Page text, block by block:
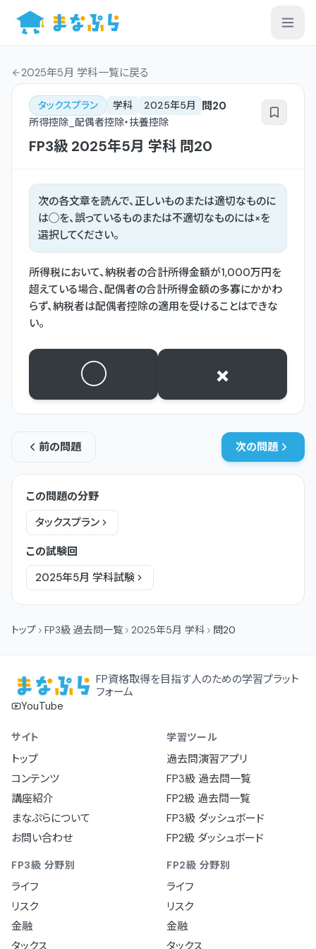
2025年5月 学科一覧に戻る
タックスプラン 学科 2025年5月 問20
所得控除_配偶者控除・扶養控除
FP3級 2025年5月 学科 問20
次の各文章を読んで、正しいものまたは適切なものに
は◯を、誤っているものまたは不適切なものには×を
選択してください。
所得税において、納税者の合計所得金額が1,000万円を
超えている場合、配偶者の合計所得金額の多寡にかかわ
らず、納税者は配偶者控除の適用を受けることはできな
い。
○ ×
前の問題 次の問題
この問題の分野
タックスプラン
この試験回
2025年5月 学科試験
トップ FP3級 過去問一覧 2025年5月 学科 問20
FP資格取得を目指す人のための学習プラット
フォーム
YouTube
サイト
トップ
コンテンツ
講座紹介
まなぷらについて
お問い合わせ
学習ツール
過去問演習アプリ
FP3級 過去問一覧
FP2級 過去問一覧
FP3級 ダッシュボード
FP2級 ダッシュボード
FP3級 分野別
ライフ
リスク
金融
タックス
FP2級 分野別
ライフ
リスク
金融
タックス